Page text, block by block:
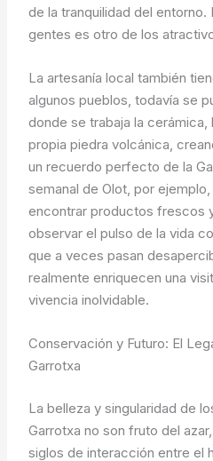
de la tranquilidad del entorno.
gentes es otro de los
La artesanía local también
algunos pueblos, todavía se
donde se trabaja la cerámica,
propia piedra volcánica,
un recuerdo perfecto de la
semanal de Olot, por
encontrar productos frescos
observar el pulso de la vida
que a veces pasan
realmente enriquecen una
vivencia inolvidable.
Conservación y Futuro: El
Garrotxa
La belleza y singularidad de
Garrotxa no son fruto del
siglos de interacción entre el